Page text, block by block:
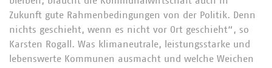
Zukunft gute Rahmenbedingungen von der Politik. Denn
nichts geschieht, wenn es nicht vor Ort geschieht“, so
Karsten Rogall. Was klimaneutrale, leistungsstarke und
lebenswerte Kommunen ausmacht und welche Weichen